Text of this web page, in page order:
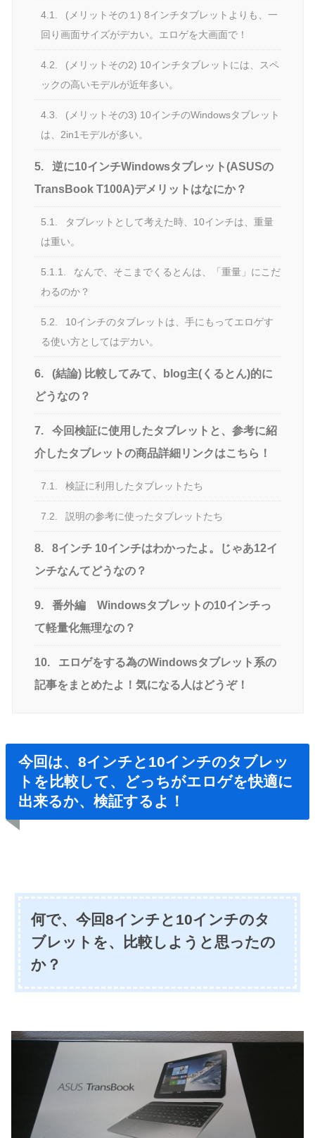
4.1.
(メリットその１) 8インチタブレットよりも、一
回り画面サイズがデカい。エロゲを大画面で！
4.2.
(メリットその2) 10インチタブレットには、スペ
ックの高いモデルが近年多い。
4.3.
(メリットその3) 10インチのWindowsタブレット
は、2in1モデルが多い。
5.
逆に10インチWindowsタブレット(ASUSの
TransBook T100A)デメリットはなにか？
5.1.
タブレットとして考えた時、10インチは、重量
は重い。
5.1.1.
なんで、そこまでくるとんは、「重量」にこだ
わるのか？
5.2.
10インチのタブレットは、手にもってエロゲす
る使い方としてはデカい。
6.
(結論) 比較してみて、blog主(くるとん)的に
どうなの？
7.
今回検証に使用したタブレットと、参考に紹
介したタブレットの商品詳細リンクはこちら！
7.1. 検証に利用したタブレットたち
7.2. 説明の参考に使ったタブレットたち
8.
8インチ 10インチはわかったよ。じゃあ12イ
ンチなんてどうなの？
9.
番外編 Windowsタブレットの10インチっ
て軽量化無理なの？
10.
エロゲをする為のWindowsタブレット系の
記事をまとめたよ！気になる人はどうぞ！
今回は、8インチと10インチのタブレッ
トを比較して、どっちがエロゲを快適に
出来るか、検証するよ！
何で、今回8インチと10インチのタ
ブレットを、比較しようと思ったの
か？